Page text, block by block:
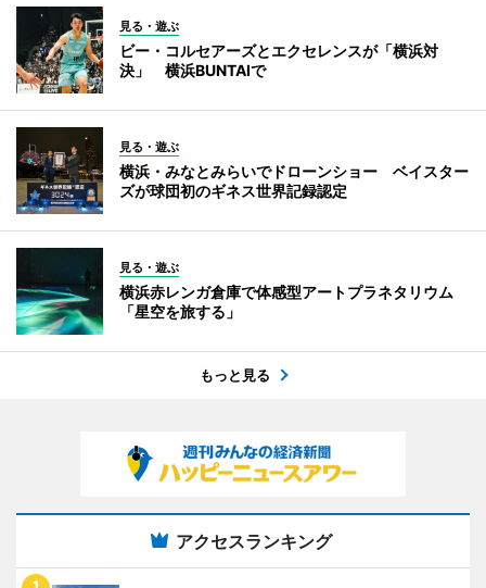
見る・遊ぶ
ビー・コルセアーズとエクセレンスが「横浜対
決」 横浜BUNTAIで
見る・遊ぶ
横浜・みなとみらいでドローンショー ベイスター
ズが球団初のギネス世界記録認定
見る・遊ぶ
横浜赤レンガ倉庫で体感型アートプラネタリウム
「星空を旅する」
もっと見る
アクセスランキング